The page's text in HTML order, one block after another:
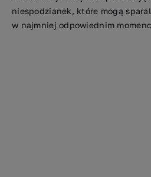
niespodzianek, które mogą
w najmniej odpowiednim